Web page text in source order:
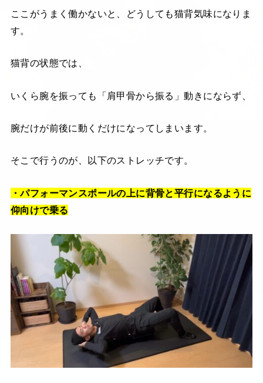
ここがうまく働かないと、どうしても猫背気味になりま
す。
猫背の状態では、
いくら腕を振っても「肩甲骨から振る」動きにならず、
腕だけが前後に動くだけになってしまいます。
そこで行うのが、以下のストレッチです。
・パフォーマンスポールの上に背骨と平行になるように
仰向けで乗る